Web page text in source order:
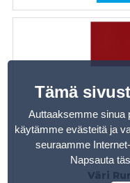
Väri
Tämä
Auttaaksemme sinua
käytämme evästeitä ja
seuraamme
Napsauta